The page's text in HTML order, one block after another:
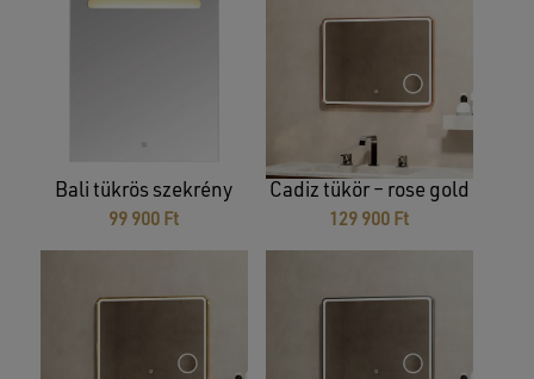
Bali tükrös szekrény
99 900 Ft
Cadiz tükör – rose gold
129 900 Ft